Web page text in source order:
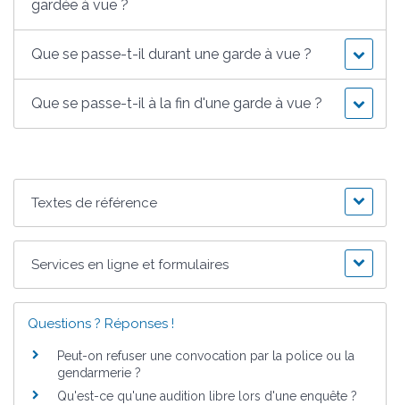
gardée à vue ?
Que se passe-t-il durant une garde à vue ?
Que se passe-t-il à la fin d'une garde à vue ?
Textes de référence
Services en ligne et formulaires
Questions ? Réponses !
Peut-on refuser une convocation par la police ou la
gendarmerie ?
Qu'est-ce qu'une audition libre lors d'une enquête ?